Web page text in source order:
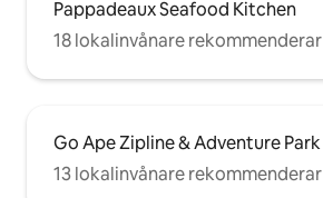
Pappadeaux Seafood Kitchen
18 lokalinvånare rekommenderar
Go Ape Zipline & Adventure Park
13 lokalinvånare rekommenderar